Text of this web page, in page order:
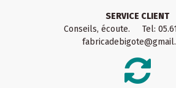
SERVICE CLIENT
Conseils, écoute. Tel: